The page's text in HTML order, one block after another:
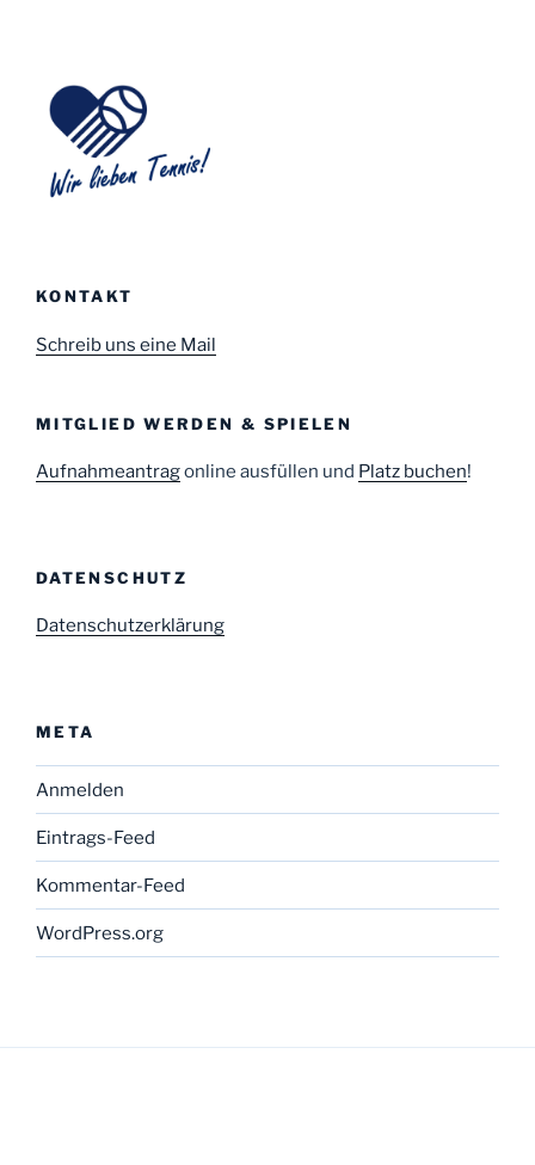
KONTAKT
Schreib uns eine Mail
MITGLIED WERDEN & SPIELEN
Aufnahmeantragonline ausfüllen und Platz buchen!
DATENSCHUTZ
Datenschutzerklärung
META
Anmelden
Eintrags-Feed
Kommentar-Feed
WordPress.org